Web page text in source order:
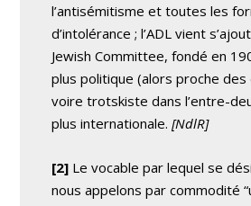
l’antisémitisme et toutes les
d’intolérance ; l’ADL vient
Jewish Committee, fondé en
plus politique (alors proche
voire trotskiste dans l’entre-
plus internationale.[NdlR]
[2] Le vocable par lequel se
nous appelons par commodité